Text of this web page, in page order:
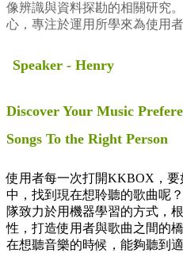
像辨識與資料探勘的相關研究
心，專注於運用所學來為使用
Speaker - Henry
Discover Your Music
Songs To the Right Person
使用者每一次打開KKBOX，
中，找到現在想聆聽的歌曲呢
隊致力於用機器學習的方式，
性，打造使用者與歌曲之間的
在想聽音樂的時候，能夠聽到